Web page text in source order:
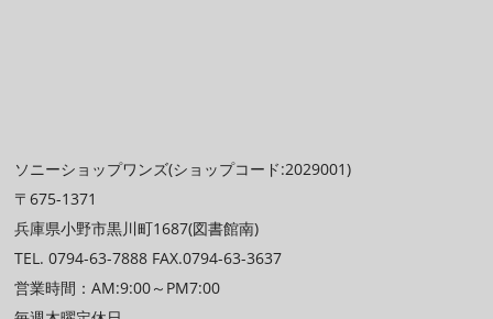
ソニーショップワンズ(ショップコード:2029001)
〒675-1371
兵庫県小野市黒川町1687(図書館南)
TEL. 0794-63-7888 FAX.0794-63-3637
営業時間：AM:9:00～PM7:00